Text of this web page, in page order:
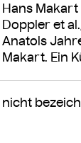
Hans Makart
Doppler et
Anatols
Makart. Ein
nicht